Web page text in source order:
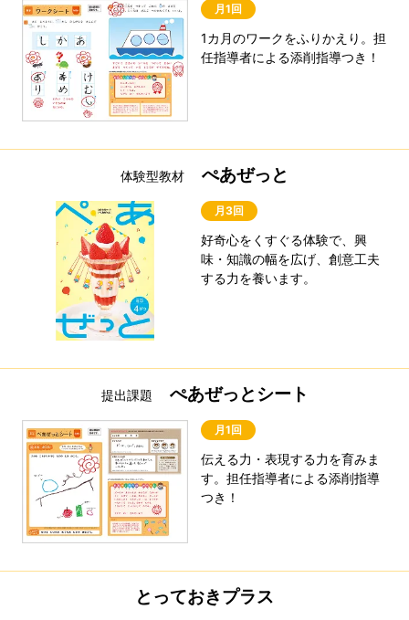
月1回
1カ月のワークをふりかえり。担
任指導者による添削指導つき！
体験型教材 ぺあぜっと
月3回
好奇心をくすぐる体験で、興
味・知識の幅を広げ、創意工夫
する力を養います。
提出課題 ぺあぜっとシート
月1回
伝える力・表現する力を育みま
す。担任指導者による添削指導
つき！
とっておきプラス